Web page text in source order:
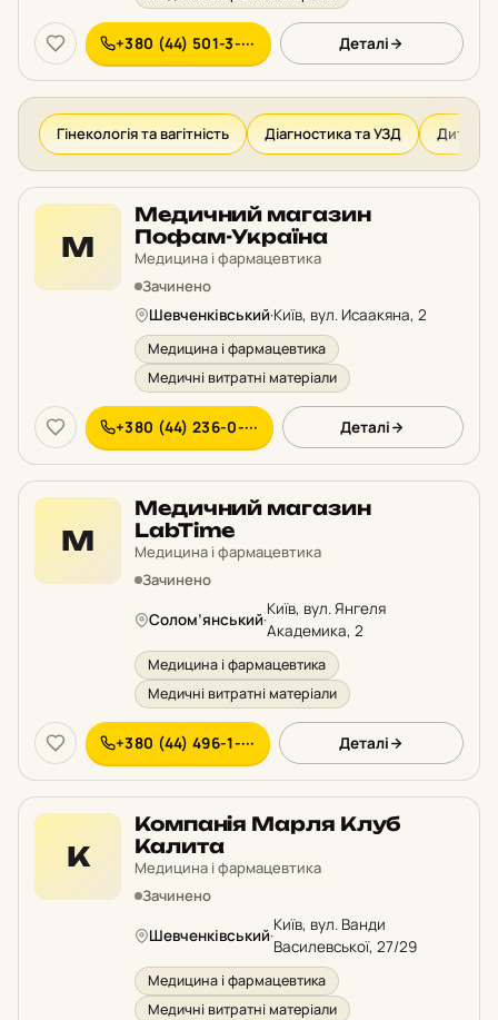
+380 (44) 501-3-··· Деталі
Гінекологія та вагітність Діагностика та УЗД
М
Медичний магазин
Пофам-Україна
Медицина і фармацевтика
Зачинено
Шевченківський·Київ, вул. Исаакяна, 2
Медицина і фармацевтика
Медичні витратні матеріали
+380 (44) 236-0-··· Деталі
М
Медичний магазин
LabTime
Медицина і фармацевтика
Зачинено
Солом’янський·
Київ, вул. Янгеля
Академика, 2
Медицина і фармацевтика
Медичні витратні матеріали
+380 (44) 496-1-··· Деталі
К
Компанія Марля Клуб
Калита
Медицина і фармацевтика
Зачинено
Шевченківський·
Київ, вул. Ванди
Василевської, 27/29
Медицина і фармацевтика
Медичні витратні матеріали